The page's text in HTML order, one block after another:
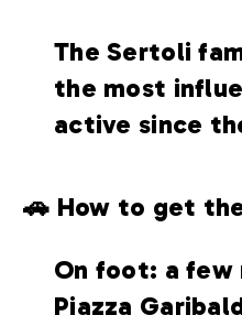
The Sertoli
the most
active since
🚗 How to get
On foot: a few
Piazza